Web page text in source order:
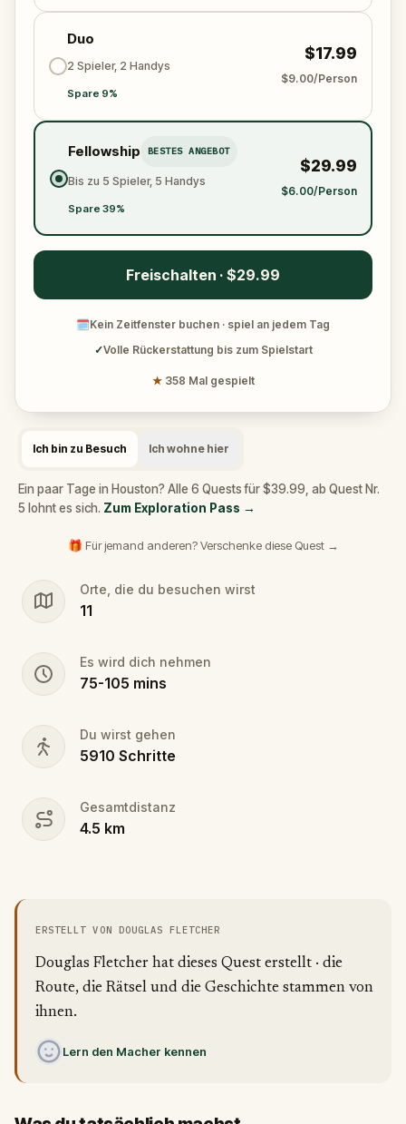
Duo
2 Spieler, 2 Handys
Spare 9%
$17.99
$9.00/Person
Fellowship BESTES ANGEBOT
Bis zu 5 Spieler, 5 Handys
Spare 39%
$29.99
$6.00/Person
Freischalten · $29.99
🗓Kein Zeitfenster buchen · spiel an jedem Tag
✓Volle Rückerstattung bis zum Spielstart
★ 358 Mal gespielt
Ich bin zu Besuch Ich wohne hier
Ein paar Tage in Houston? Alle 6 Quests für $39.99, ab Quest Nr.
5 lohnt es sich. Zum Exploration Pass →
🎁 Für jemand anderen? Verschenke diese Quest →
Orte, die du besuchen wirst
11
Es wird dich nehmen
75-105 mins
Du wirst gehen
5910 Schritte
Gesamtdistanz
4.5 km
ERSTELLT VON DOUGLAS FLETCHER
Douglas Fletcher hat dieses Quest erstellt · die
Route, die Rätsel und die Geschichte stammen von
ihnen.
Lern den Macher kennen